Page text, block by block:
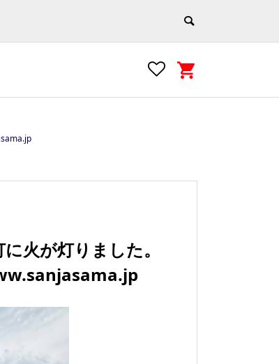
火が灯りました。